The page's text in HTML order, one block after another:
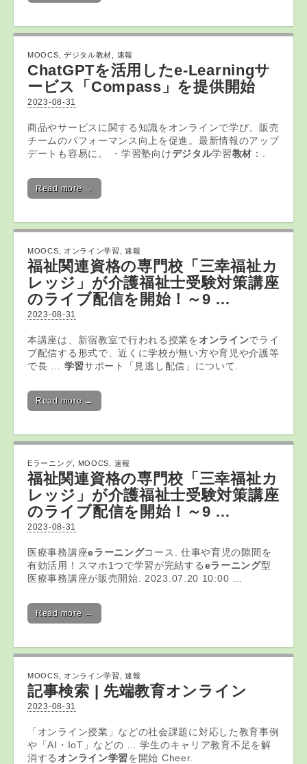
MOOCS デジタル教材 速報
ChatGPTを活用したe-Learningサ
ービス「Compass」を提供開始
2023-08-31
商品やサービスに関する知識をオンラインで学び、販売
チームのパフォーマンス向上を促進。最新情報のアップ
デートも容易に。 ・学習塾向けデジタル学習教材 ：.
Read more →
MOOCS オンライン学習 ,速報
福祉関連資格の専門校「三幸福祉カ
レッジ」が介護福祉士受験対策講座
のライブ配信を開始！～9 …
2023-08-31
本講座は、新宿教室で行われる授業をオンラインでライ
ブ配信する形式で、近くに学校が無い方や育児や介護等
で長 … 学習サポート「見逃し配信」について.
Read more →
Eラーニング MOOCS 速報
福祉関連資格の専門校「三幸福祉カ
レッジ」が介護福祉士受験対策講座
のライブ配信を開始！～9 …
2023-08-31
医療事務講座eラーニングコース. 仕事や育児の隙間を
有効活用！スマホ1つで学習が完結するeラーニング型
医療事務講座が販売開始. 2023.07.20 10:00 …
Read more →
MOOCS オンライン学習 ,速報
記事検索 | 先端教育オンライン
2023-08-31
「オンライン授業」などの社会課題に対応した教育事例
や「AI・IoT」などの … 学生のキャリア教育不足を解
消する オンライン学習を開始 Cheer.